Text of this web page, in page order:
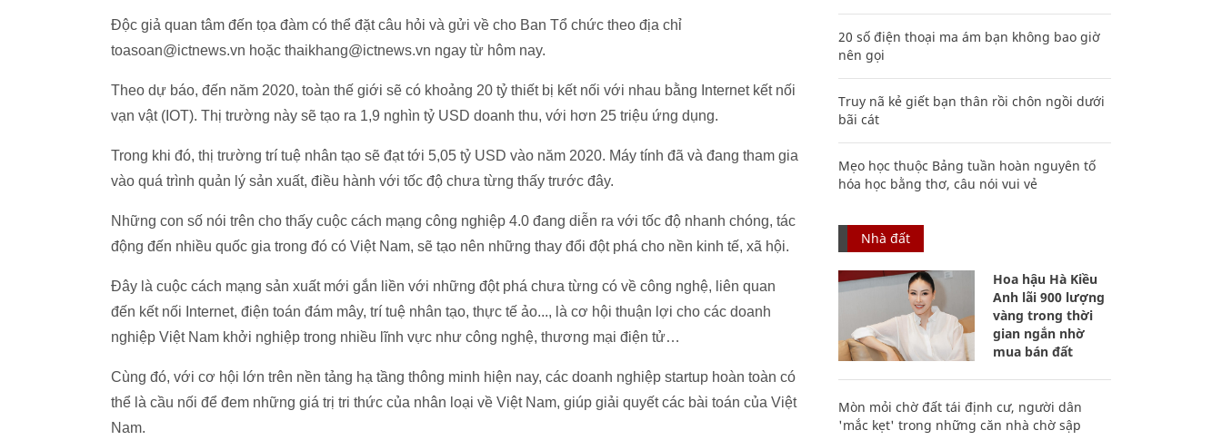
Độc giả quan tâm đến tọa đàm có thể đặt câu hỏi và gửi về cho Ban Tổ chức theo địa chỉ
toasoan@ictnews.vn hoặc thaikhang@ictnews.vn ngay từ hôm nay.
Theo dự báo, đến năm 2020, toàn thế giới sẽ có khoảng 20 tỷ thiết bị kết nối với nhau bằng Internet kết nối
vạn vật (IOT). Thị trường này sẽ tạo ra 1,9 nghìn tỷ USD doanh thu, với hơn 25 triệu ứng dụng.
Trong khi đó, thị trường trí tuệ nhân tạo sẽ đạt tới 5,05 tỷ USD vào năm 2020. Máy tính đã và đang tham gia
vào quá trình quản lý sản xuất, điều hành với tốc độ chưa từng thấy trước đây.
Những con số nói trên cho thấy cuộc cách mạng công nghiệp 4.0 đang diễn ra với tốc độ nhanh chóng, tác
động đến nhiều quốc gia trong đó có Việt Nam, sẽ tạo nên những thay đổi đột phá cho nền kinh tế, xã hội.
Đây là cuộc cách mạng sản xuất mới gắn liền với những đột phá chưa từng có về công nghệ, liên quan
đến kết nối Internet, điện toán đám mây, trí tuệ nhân tạo, thực tế ảo..., là cơ hội thuận lợi cho các doanh
nghiệp Việt Nam khởi nghiệp trong nhiều lĩnh vực như công nghệ, thương mại điện tử…
Cùng đó, với cơ hội lớn trên nền tảng hạ tầng thông minh hiện nay, các doanh nghiệp startup hoàn toàn có
thể là cầu nối để đem những giá trị tri thức của nhân loại về Việt Nam, giúp giải quyết các bài toán của Việt
Nam.
20 số điện thoại ma ám bạn không bao giờ
nên gọi
Truy nã kẻ giết bạn thân rồi chôn ngồi dưới
bãi cát
Mẹo học thuộc Bảng tuần hoàn nguyên tố
hóa học bằng thơ, câu nói vui vẻ
Nhà đất
Hoa hậu Hà Kiều
Anh lãi 900 lượng
vàng trong thời
gian ngắn nhờ
mua bán đất
Mòn mỏi chờ đất tái định cư, người dân
'mắc kẹt' trong những căn nhà chờ sập